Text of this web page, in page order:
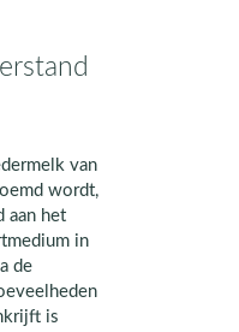
van
wordt,
aan het
in
de
is